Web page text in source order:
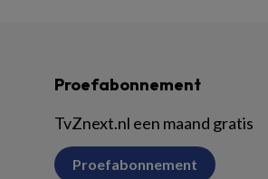
Proefabonnement
TvZnext.nl een maand gratis
Proefabonnement